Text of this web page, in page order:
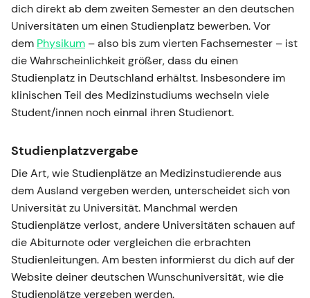
dich direkt ab dem zweiten Semester an den deutschen
Universitäten um einen Studienplatz bewerben. Vor
dem Physikum – also bis zum vierten Fachsemester – ist
die Wahrscheinlichkeit größer, dass du einen
Studienplatz in Deutschland erhältst. Insbesondere im
klinischen Teil des Medizinstudiums wechseln viele
Student/innen noch einmal ihren Studienort.
Studienplatzvergabe
Die Art, wie Studienplätze an Medizinstudierende aus
dem Ausland vergeben werden, unterscheidet sich von
Universität zu Universität. Manchmal werden
Studienplätze verlost, andere Universitäten schauen auf
die Abiturnote oder vergleichen die erbrachten
Studienleitungen. Am besten informierst du dich auf der
Website deiner deutschen Wunschuniversität, wie die
Studienplätze vergeben werden.